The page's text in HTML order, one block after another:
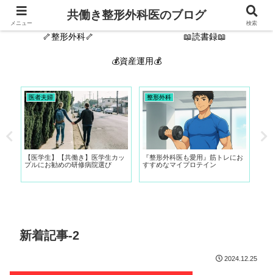
🙋‍♂️自己紹介🦴 新着記事
🦴整形外科🦴 📖読書録📖
💰資産運用💰
医者夫婦
【医学生】【共働き】医学生カッ
プルにお勧めの研修病院選び
整形外科
『整形外科医も愛用』筋トレにお
すすめなマイプロテイン
新着記事-2
2024.12.25
メニュー
共働き整形外科医のブログ
検索